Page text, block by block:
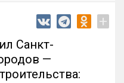
+
Санкт-
—